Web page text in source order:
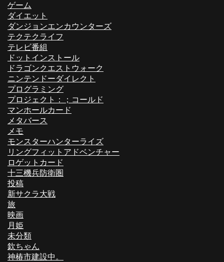
ゲーム
ダイエット
ダンジョンエンカウンターズ
テクテクライフ
テレビ番組
ドットインストール
ドラゴンクエストウォーク
ニンテンドーダイレクト
プログラミング
プロジェクト：；コールド
マンホールカード
メタバース
メモ
モンスターハンターライズ
リングフィットアドベンチャー
ロゲットカード
十三機兵防衛圏
投稿
新サクラ大戦
旅
映画
月姫
未分類
欽ちゃん
神椿市建設中。